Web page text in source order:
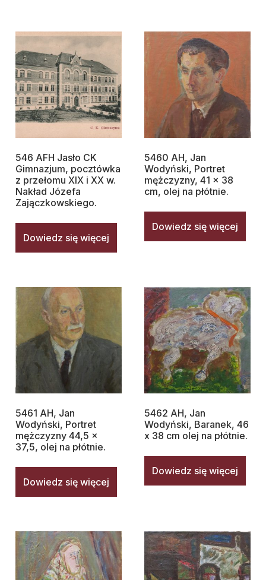
546 AFH Jasło CK
Gimnazjum, pocztówka
z przełomu XIX i XX w.
Nakład Józefa
Zajączkowskiego.
Dowiedz się więcej
5460 AH, Jan
Wodyński, Portret
mężczyzny, 41 x 38
cm, olej na płótnie.
Dowiedz się więcej
5461 AH, Jan
Wodyński, Portret
mężczyzny 44,5 x
37,5, olej na płótnie.
Dowiedz się więcej
5462 AH, Jan
Wodyński, Baranek, 46
x 38 cm olej na płótnie.
Dowiedz się więcej